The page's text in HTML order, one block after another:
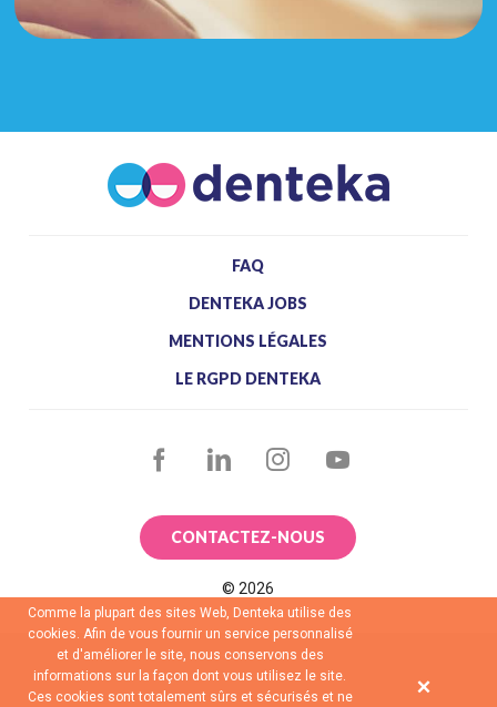
FAQ
DENTEKA JOBS
MENTIONS LÉGALES
LE RGPD DENTEKA
FACEBOOKLINKEDIN INSTAGRAM
CONTACTEZ-NOUS
© 2026
Comme la plupart des sites Web, Denteka utilise des
cookies. Afin de vous fournir un service personnalisé
et d'améliorer le site, nous conservons des
informations sur la façon dont vous utilisez le site.
Ces cookies sont totalement sûrs et sécurisés et ne